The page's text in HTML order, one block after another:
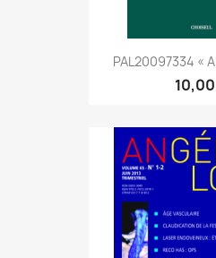
PAL20097334 «